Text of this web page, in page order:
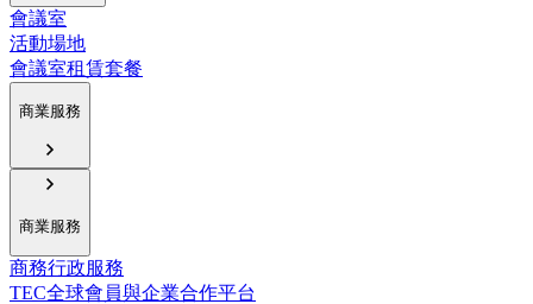
會議室
活動場地
會議室租賃套餐
商業服務
商業服務
商務行政服務
TEC全球會員與企業合作平台